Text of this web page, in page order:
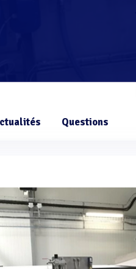
Questions